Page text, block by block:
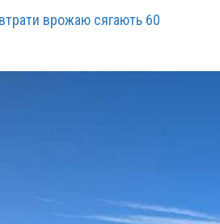
врожаю сягають 60